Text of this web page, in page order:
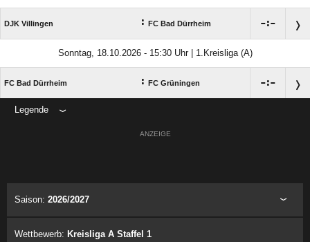
DJK Villingen : FC Bad Dürrheim :
Sonntag, 18.10.2026 - 15:30 Uhr | 1.Kreisliga (A)
FC Bad Dürrheim : FC Grüningen :
Legende
ANZEIGE
Saison: 2026/2027
Wettbewerb: Kreisliga A Staffel 1